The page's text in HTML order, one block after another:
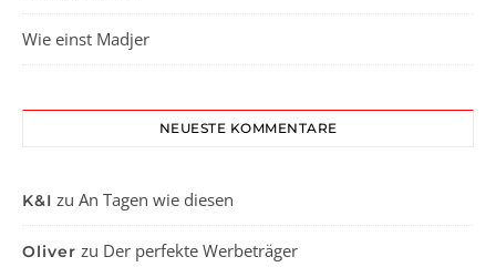
Wie einst Madjer
NEUESTE KOMMENTARE
K&I zu An Tagen wie diesen
Oliver zu Der perfekte Werbeträger